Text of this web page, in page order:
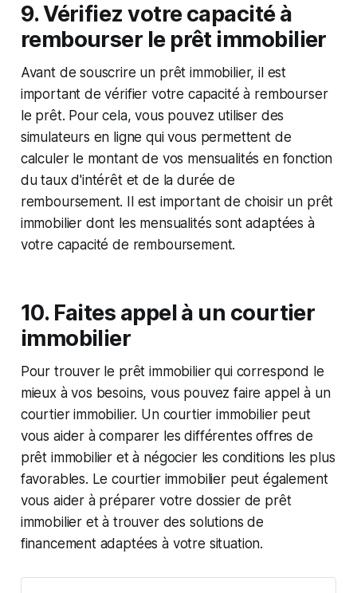
9. Vérifiez votre capacité à
rembourser le prêt immobilier
Avant de souscrire un prêt immobilier, il est
important de vérifier votre capacité à rembourser
le prêt. Pour cela, vous pouvez utiliser des
simulateurs en ligne qui vous permettent de
calculer le montant de vos mensualités en fonction
du taux d'intérêt et de la durée de
remboursement. Il est important de choisir un prêt
immobilier dont les mensualités sont adaptées à
votre capacité de remboursement.
10. Faites appel à un courtier
immobilier
Pour trouver le prêt immobilier qui correspond le
mieux à vos besoins, vous pouvez faire appel à un
courtier immobilier. Un courtier immobilier peut
vous aider à comparer les différentes offres de
prêt immobilier et à négocier les conditions les plus
favorables. Le courtier immobilier peut également
vous aider à préparer votre dossier de prêt
immobilier et à trouver des solutions de
financement adaptées à votre situation.